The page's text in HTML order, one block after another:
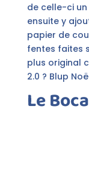
de celle-ci
ensuite y
papier de
fentes faites
plus original
2.0 ? Blup
Le